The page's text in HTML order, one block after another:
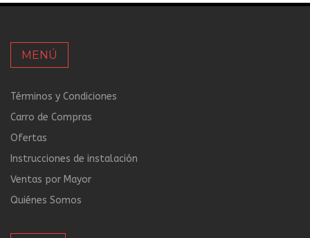
MENÚ
Términos y Condiciones
Carro de Compras
Ofertas
Instrucciones de instalación
Ventas por Mayor
Quiénes Somos